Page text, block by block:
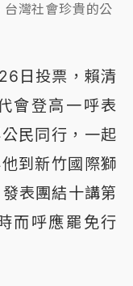
灣社會珍貴的公
日投票，賴清
會登高一呼表
民同行，一起
到新竹國際獅
表團結十講第
而呼應罷免行